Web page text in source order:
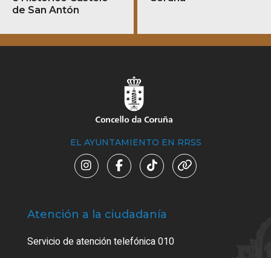
de San Antón
EL AYUNTAMIENTO EN RRSS
Atención a la ciudadanía
Servicio de atención telefónica 010